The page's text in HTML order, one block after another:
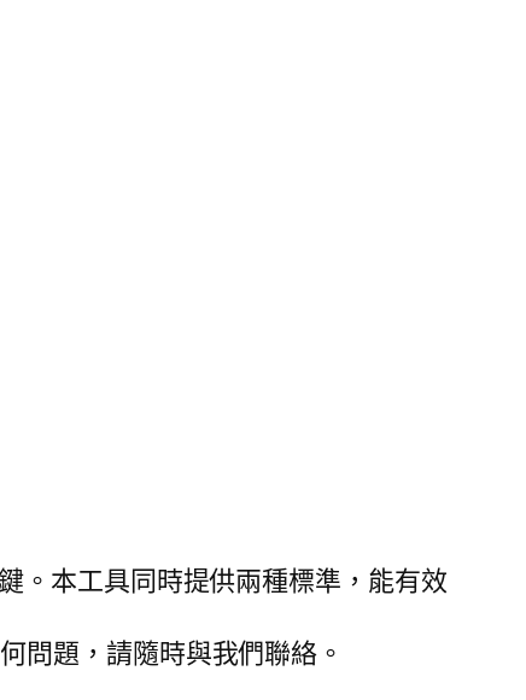
。本工具同時提供兩種標準，能有效
問題，請隨時與我們聯絡。